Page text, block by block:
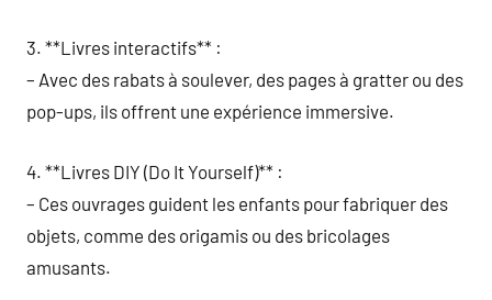
3. **Livres interactifs** :
– Avec des rabats à soulever, des pages à gratter ou des
pop-ups, ils offrent une expérience immersive.
4. **Livres DIY (Do It Yourself)** :
– Ces ouvrages guident les enfants pour fabriquer des
objets, comme des origamis ou des bricolages
amusants.